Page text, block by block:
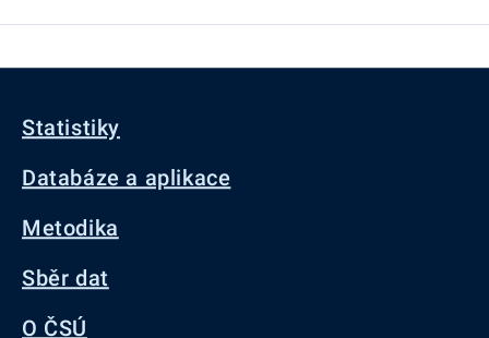
Statistiky
Databáze a aplikace
Metodika
Sběr dat
O ČSÚ